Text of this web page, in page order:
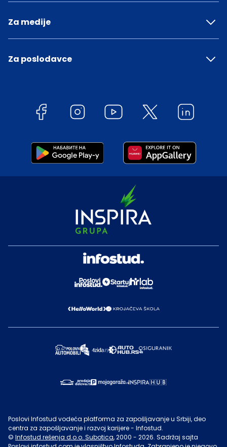
Za medije
Za poslodavce
Poslovi Infostud vodeća platforma za zapošljavanje u Srbiji, deo
centra za zapošljavanje i razvoj karijere - Infostud.
© Infostud rešenja d.o.o. Subotica, 2000 - 2026. Sadržaj sajta